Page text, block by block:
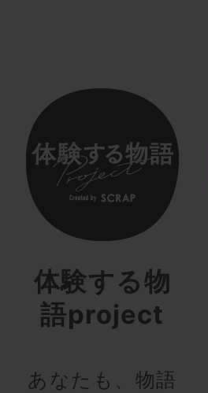
体験する物
語project
あなたも、物語